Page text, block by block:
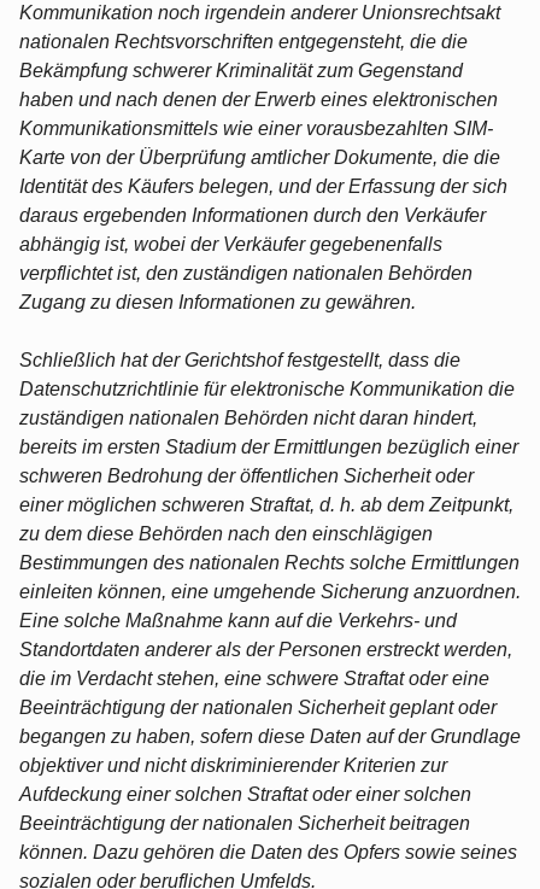
Kommunikation noch irgendein anderer Unionsrechtsakt
nationalen Rechtsvorschriften entgegensteht, die die
Bekämpfung schwerer Kriminalität zum Gegenstand
haben und nach denen der Erwerb eines elektronischen
Kommunikationsmittels wie einer vorausbezahlten SIM-
Karte von der Überprüfung amtlicher Dokumente, die die
Identität des Käufers belegen, und der Erfassung der sich
daraus ergebenden Informationen durch den Verkäufer
abhängig ist, wobei der Verkäufer gegebenenfalls
verpflichtet ist, den zuständigen nationalen Behörden
Zugang zu diesen Informationen zu gewähren.
Schließlich hat der Gerichtshof festgestellt, dass die
Datenschutzrichtlinie für elektronische Kommunikation die
zuständigen nationalen Behörden nicht daran hindert,
bereits im ersten Stadium der Ermittlungen bezüglich einer
schweren Bedrohung der öffentlichen Sicherheit oder
einer möglichen schweren Straftat, d. h. ab dem Zeitpunkt,
zu dem diese Behörden nach den einschlägigen
Bestimmungen des nationalen Rechts solche Ermittlungen
einleiten können, eine umgehende Sicherung anzuordnen.
Eine solche Maßnahme kann auf die Verkehrs- und
Standortdaten anderer als der Personen erstreckt werden,
die im Verdacht stehen, eine schwere Straftat oder eine
Beeinträchtigung der nationalen Sicherheit geplant oder
begangen zu haben, sofern diese Daten auf der Grundlage
objektiver und nicht diskriminierender Kriterien zur
Aufdeckung einer solchen Straftat oder einer solchen
Beeinträchtigung der nationalen Sicherheit beitragen
können. Dazu gehören die Daten des Opfers sowie seines
sozialen oder beruflichen Umfelds.